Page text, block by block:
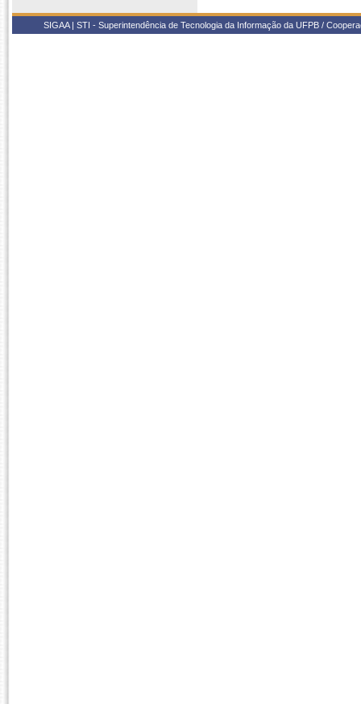
SIGAA | STI - Superintendência de Tecnologia da Informação da UFPB /